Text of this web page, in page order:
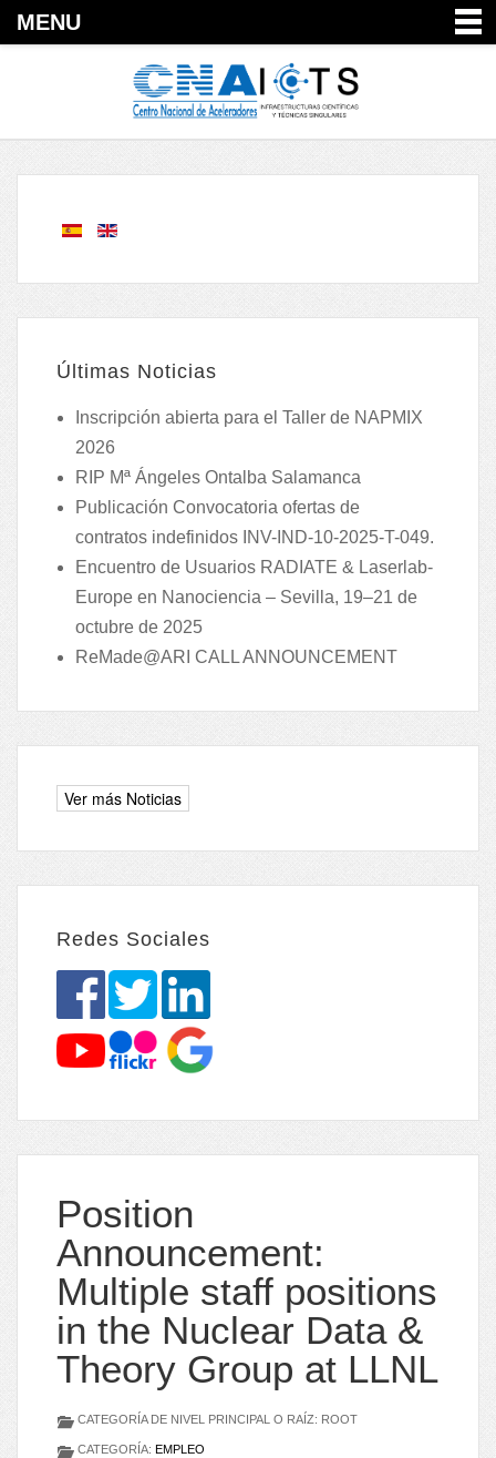
MENU
Últimas Noticias
Inscripción abierta para el Taller de NAPMIX
2026
RIP Mª Ángeles Ontalba Salamanca
Publicación Convocatoria ofertas de
contratos indefinidos INV-IND-10-2025-T-049.
Encuentro de Usuarios RADIATE & Laserlab-
Europe en Nanociencia – Sevilla, 19–21 de
octubre de 2025
ReMade@ARI CALL ANNOUNCEMENT
Redes Sociales
Position
Announcement:
Multiple staff positions
in the Nuclear Data &
Theory Group at LLNL
CATEGORÍA DE NIVEL PRINCIPAL O RAÍZ: ROOT
CATEGORÍA: EMPLEO